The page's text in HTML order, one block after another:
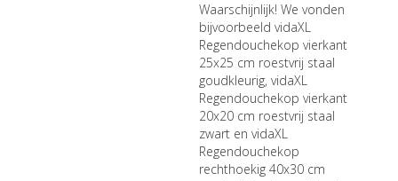
Waarschijnlijk! We vonden
bijvoorbeeld vidaXL
Regendouchekop vierkant
25x25 cm roestvrij staal
goudkleurig, vidaXL
Regendouchekop vierkant
20x20 cm roestvrij staal
zwarten vidaXL
Regendouchekop
rechthoekig 40x30 cm